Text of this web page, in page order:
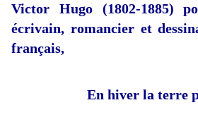
Victor Hugo (1802-1885)
écrivain, romancier et
français,
En hiver la terre